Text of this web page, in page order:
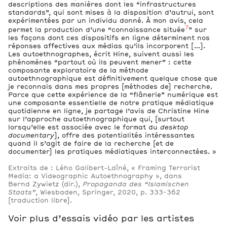
descriptions des manières dont les “infrastructures
standards”, qui sont mises à la disposition d’autrui, sont
expérimentées par un individu donné. À mon avis, cela
permet la production d’une “connaissance située 7” sur
les façons dont ces dispositifs en ligne déterminent nos
réponses affectives aux médias qu’ils incorporent [...].
Les autoethnographes, écrit Hine, suivent aussi les
phénomènes “partout où ils peuvent mener” : cette
composante exploratoire de la méthode
autoethnographique est définitivement quelque chose que
je reconnais dans mes propres [méthodes de] recherche.
Parce que cette expérience de la “flânerie” numérique est
une composante essentielle de notre pratique médiatique
quotidienne en ligne, je partage l’avis de Christine Hine
sur l’approche autoethnographique qui, [surtout
lorsqu’elle est associée avec le format du desktop
documentary ], offre des potentialités intéressantes
quand il s’agit de faire de la recherche [et de
documenter] les pratiques médiatiques interconnectées. »
Extraits de : Lého Galibert-Laîné, « Framing Terrorist
Media: a Videographic Autoethnography », dans
Bernd Zywietz (dir.), Propaganda des “Islamischen
Staats”, Wiesbaden, Springer, 2020, p. 333-362
[traduction libre].
Voir plus d’essais vidéo par les artistes